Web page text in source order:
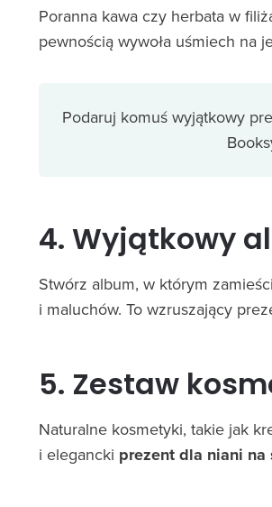
Poranna kawa czy herbata w
pewnością wywoła uśmiech na
Podaruj komuś wyjątkowy
4. Wyjątkowy
Stwórz album, w którym
i maluchów. To wzruszający
5. Zestaw
Naturalne kosmetyki, takie jak
i elegancki prezent dla niani na